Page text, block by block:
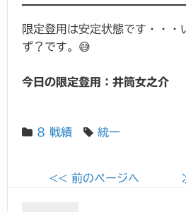
限定登用は安定状態です・・・
ず？です。😅
今日の限定登用：井筒女之介
8 戦績 統一
<< 前のページへ